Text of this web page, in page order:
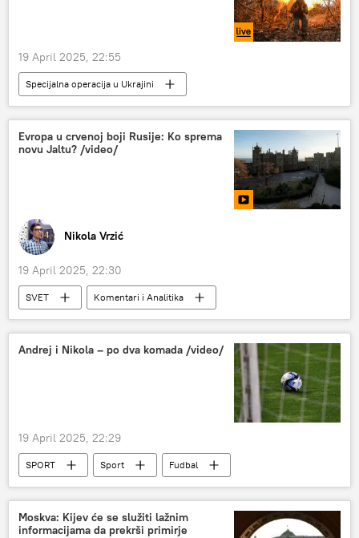
19 April 2025, 22:55
Specijalna operacija u Ukrajini
Rusija – društvo
Rusija – politika
Rusija – vojska i naoružanje
Ukrajina
Evropa u crvenoj boji Rusije: Ko sprema
novu Jaltu? /video/
Nikola Vrzić
19 April 2025, 22:30
SVET
Komentari i Analitika
Novi Sputnjik poredak s Nikolom Vrzićem
Andrej i Nikola – po dva komada /video/
19 April 2025, 22:29
SPORT Sport Fudbal
Moskva: Kijev će se služiti lažnim
informacijama da prekrši primirje